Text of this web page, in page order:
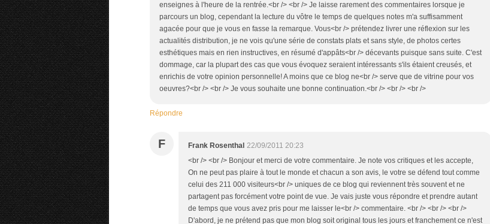
enseignes à l'heure de la rentrée.<br /> <br /> Je laisse rarement des commentaires lorsque je
parcours un blog, cependant la lecture du vôtre le temps de quelques notes m'a suffisamment
agacée pour que je vous en fasse la remarque. Vous<br /> prétendez livrer une réflexion sur les
actualités distribution, je ne vois qu'une série de constats plats et sans style, de photos certes
esthétiques mais en rien instructives, en résumé d'appâts<br /> décevants puisque sans suite. C'est
dommage, car la plupart des cas que vous évoquez seraient intéressants s'ils étaient creusés, et
enrichis de votre opinion personnelle! A moins que ce blog ne<br /> serve que de vitrine pour vos
oeuvres?<br /> <br /> Je vous souhaite une bonne continuation.<br /> <br /> <br />
Répondre
F Frank Rosenthal 22/09/2011 20:23
<br /> <br /> Bonjour et merci de votre commentaire. Je note vos critiques et les accepte,
On ne peut pas plaire à tout le monde et chacun a son avis, le votre se défend tout comme
celui des 211 000 visiteurs<br /> uniques de ce blog qui reviennent très souvent et ne
partagent pas forcément votre point de vue. Je vais juste vous répondre et prendre autant
de temps que vous avez pris pour me laisser le<br /> commentaire. <br /> <br /> <br />
D'abord, je ne prétend pas que mon blog soit original tous les jours et franchement ce n'est